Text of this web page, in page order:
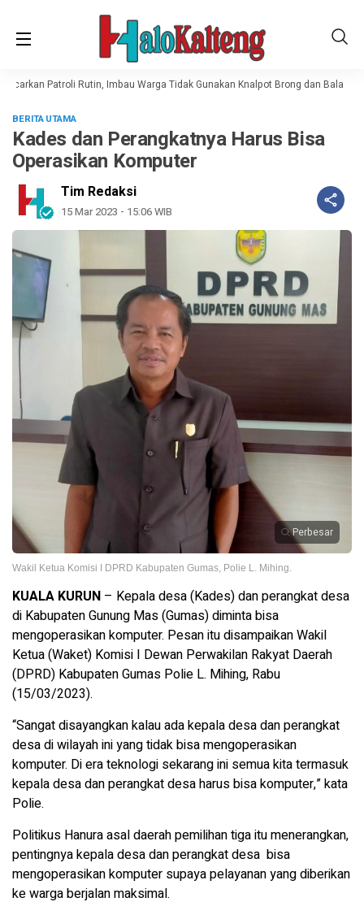
Patroli Rutin, Imbau Warga Tidak Gunakan Knalpot Brong dan Balap Liar
BERITA UTAMA
Kades dan Perangkatnya Harus Bisa
Operasikan Komputer
Tim Redaksi
15 Mar 2023 - 15:06 WIB
Perbesar
Wakil Ketua Komisi I DPRD Kabupaten Gumas, Polie L. Mihing.
KUALA KURUN – Kepala desa (Kades) dan perangkat desa
di Kabupaten Gunung Mas (Gumas) diminta bisa
mengoperasikan komputer. Pesan itu disampaikan Wakil
Ketua (Waket) Komisi I Dewan Perwakilan Rakyat Daerah
(DPRD) Kabupaten Gumas Polie L. Mihing, Rabu
(15/03/2023).
“Sangat disayangkan kalau ada kepala desa dan perangkat
desa di wilayah ini yang tidak bisa mengoperasikan
komputer. Di era teknologi sekarang ini semua kita termasuk
kepala desa dan perangkat desa harus bisa komputer,” kata
Polie.
Politikus Hanura asal daerah pemilihan tiga itu menerangkan,
pentingnya kepala desa dan perangkat desa bisa
mengoperasikan komputer supaya pelayanan yang diberikan
ke warga berjalan maksimal.